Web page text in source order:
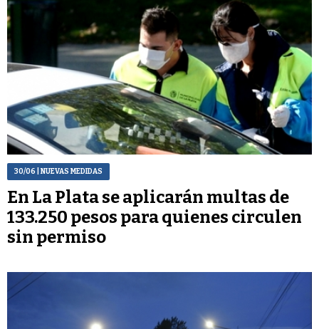
30/06 | NUEVAS MEDIDAS
En La Plata se aplicarán multas de
133.250 pesos para quienes circulen
sin permiso